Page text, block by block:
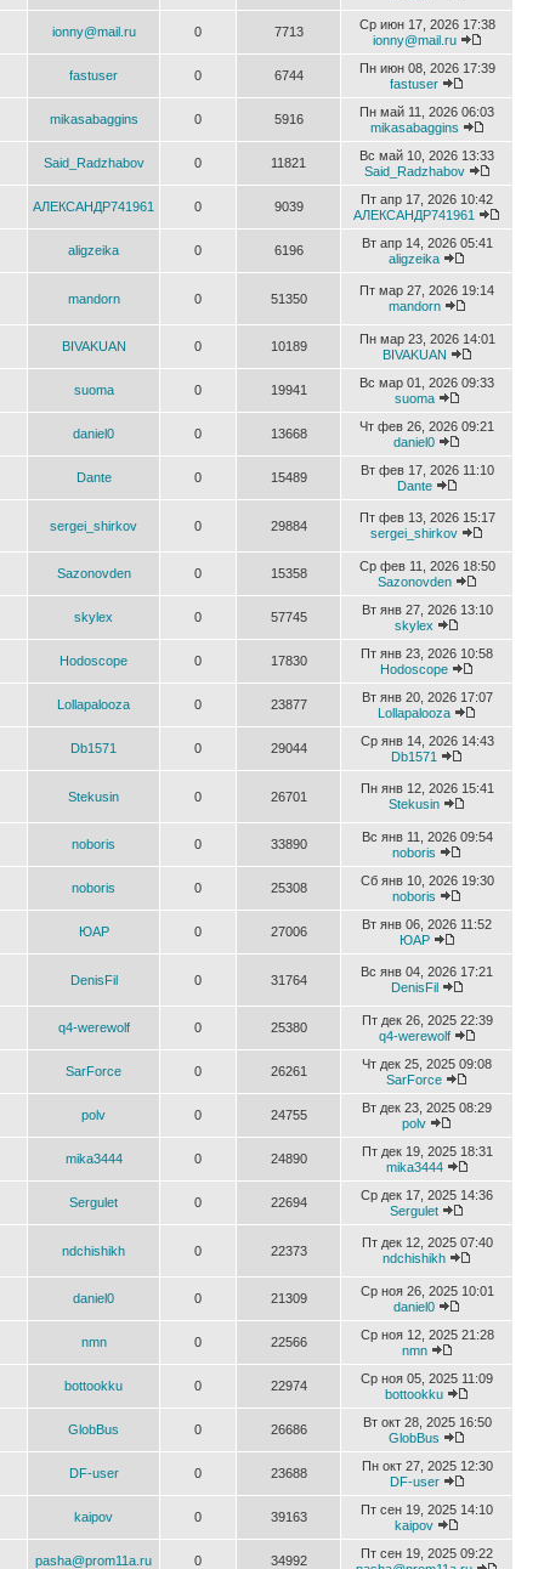
ionny@mail.ru 0 7713
Ср июн 17, 2026 17:38
ionny@mail.ru
fastuser 0 6744
Пн июн 08, 2026 17:39
fastuser
mikasabaggins 0 5916
Пн май 11, 2026 06:03
mikasabaggins
Said_Radzhabov 0 11821
Вс май 10, 2026 13:33
Said_Radzhabov
АЛЕКСАНДР741961 0 9039
Пт апр 17, 2026 10:42
АЛЕКСАНДР741961
aligzeika 0 6196
Вт апр 14, 2026 05:41
aligzeika
mandorn 0 51350
Пт мар 27, 2026 19:14
mandorn
BIVAKUAN 0 10189
Пн мар 23, 2026 14:01
BIVAKUAN
suoma 0 19941
Вс мар 01, 2026 09:33
suoma
daniel0 0 13668
Чт фев 26, 2026 09:21
daniel0
Dante 0 15489
Вт фев 17, 2026 11:10
Dante
sergei_shirkov 0 29884
Пт фев 13, 2026 15:17
sergei_shirkov
Sazonovden 0 15358
Ср фев 11, 2026 18:50
Sazonovden
skylex 0 57745
Вт янв 27, 2026 13:10
skylex
Hodoscope 0 17830
Пт янв 23, 2026 10:58
Hodoscope
Lollapalooza 0 23877
Вт янв 20, 2026 17:07
Lollapalooza
Db1571 0 29044
Ср янв 14, 2026 14:43
Db1571
Stekusin 0 26701
Пн янв 12, 2026 15:41
Stekusin
noboris 0 33890
Вс янв 11, 2026 09:54
noboris
noboris 0 25308
Сб янв 10, 2026 19:30
noboris
ЮАР 0 27006
Вт янв 06, 2026 11:52
ЮАР
DenisFil 0 31764
Вс янв 04, 2026 17:21
DenisFil
q4-werewolf 0 25380
Пт дек 26, 2025 22:39
q4-werewolf
SarForce 0 26261
Чт дек 25, 2025 09:08
SarForce
polv 0 24755
Вт дек 23, 2025 08:29
polv
mika3444 0 24890
Пт дек 19, 2025 18:31
mika3444
Sergulet 0 22694
Ср дек 17, 2025 14:36
Sergulet
ndchishikh 0 22373
Пт дек 12, 2025 07:40
ndchishikh
daniel0 0 21309
Ср ноя 26, 2025 10:01
daniel0
nmn 0 22566
Ср ноя 12, 2025 21:28
nmn
bottookku 0 22974
Ср ноя 05, 2025 11:09
bottookku
GlobBus 0 26686
Вт окт 28, 2025 16:50
GlobBus
DF-user 0 23688
Пн окт 27, 2025 12:30
DF-user
kaipov 0 39163
Пт сен 19, 2025 14:10
kaipov
pasha@prom11a.ru 0 34992
Пт сен 19, 2025 09:22